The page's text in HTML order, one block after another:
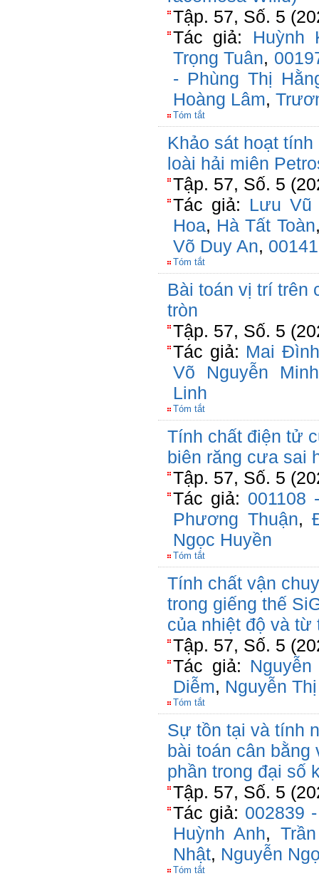
Tập. 57, Số. 5
Tác giả: Huỳnh
Trọng Tuân,
- Phùng Thị
Hoàng Lâm,
Tóm tắt
Khảo sát hoạt
loài hải miên
Tập. 57, Số. 5
Tác giả: Lưu Vũ
Hoa, Hà Tất Toàn
Võ Duy An,
Tóm tắt
Bài toán vị trí trên
tròn
Tập. 57, Số. 5
Tác giả: Mai
Võ Nguyễn
Linh
Tóm tắt
Tính chất điện tử
biên răng cưa sai
Tập. 57, Số. 5
Tác giả: 001108
Phương Thuận,
Ngọc Huyền
Tóm tắt
Tính chất vận
trong giếng thế
của nhiệt độ và từ
Tập. 57, Số. 5
Tác giả:
Diễm, Nguyễn
Tóm tắt
Sự tồn tại và tính
bài toán cân
phần trong đại số
Tập. 57, Số. 5
Tác giả: 002839
Huỳnh Anh,
Nhật, Nguyễn
Tóm tắt